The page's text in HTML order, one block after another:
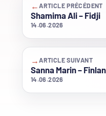
←ARTICLE PRÉCÉDENT
Shamima Ali – Fidji
14.06.2026
→ARTICLE SUIVANT
Sanna Marin –
14.06.2026